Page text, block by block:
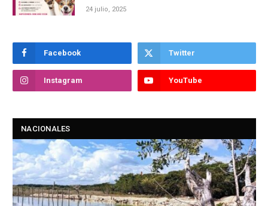
24 julio, 2025
Facebook Twitter
Instagram YouTube
NACIONALES